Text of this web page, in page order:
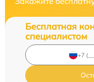
Бесплатная
специалистом